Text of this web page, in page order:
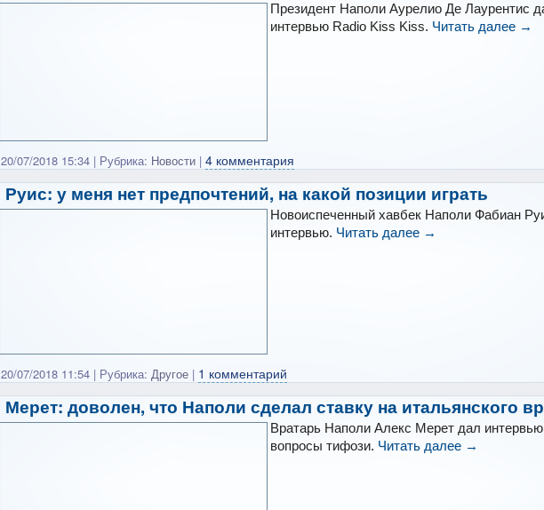
Президент Наполи Аурелио Де Лаурентис
интервью Radio Kiss Kiss. Читать далее →
20/07/2018 15:34 | Рубрика: Новости | 4 комментария
Руис: у меня нет предпочтений, на какой позиции играть
Новоиспеченный хавбек Наполи Фабиан
интервью. Читать далее →
20/07/2018 11:54 | Рубрика: Другое | 1 комментарий
Мерет: доволен, что Наполи сделал ставку на итальянского
Вратарь Наполи Алекс Мерет дал
вопросы тифози. Читать далее →